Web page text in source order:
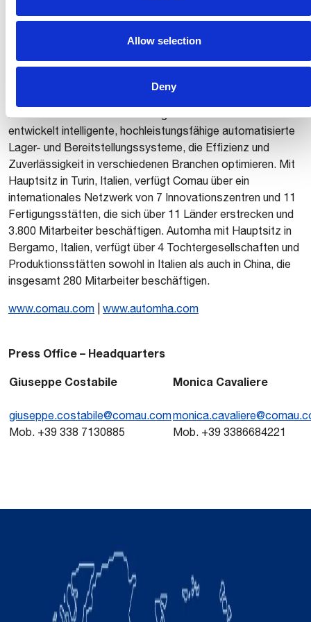
Allow selection
Deny
Fahrzeugherstellung, mit einer starken Präsenz in der E-
für eine Vielzahl von Industriesektoren, wie Werften,
Lebensmittel & Getränke, Logistik, Pharma und erneuerbare
Energien. Comau bietet auch Projektmanagement- und
entwickelt intelligente, hochleistungsfähige automatisierte
Lager- und Bereitstellungssysteme, die Effizienz und
Zuverlässigkeit in verschiedenen Branchen optimieren. Mit
Hauptsitz in Turin, Italien, verfügt Comau über ein
internationales Netzwerk von 7 Innovationszentren und 11
Fertigungsstätten, die sich über 11 Länder erstrecken und
3.800 Mitarbeiter beschäftigen. Automha mit Hauptsitz in
Bergamo, Italien, verfügt über 4 Tochtergesellschaften und
Produktionsstätten sowohl in Italien als auch in China, die
insgesamt 280 Mitarbeiter beschäftigen.
www.comau.com www.automha.com
Press Office – Headquarters
Giuseppe Costabile
giuseppe.costabile@comau.com
Mob. +39 338 7130885
Monica Cavaliere
Mob. +39 3386684221